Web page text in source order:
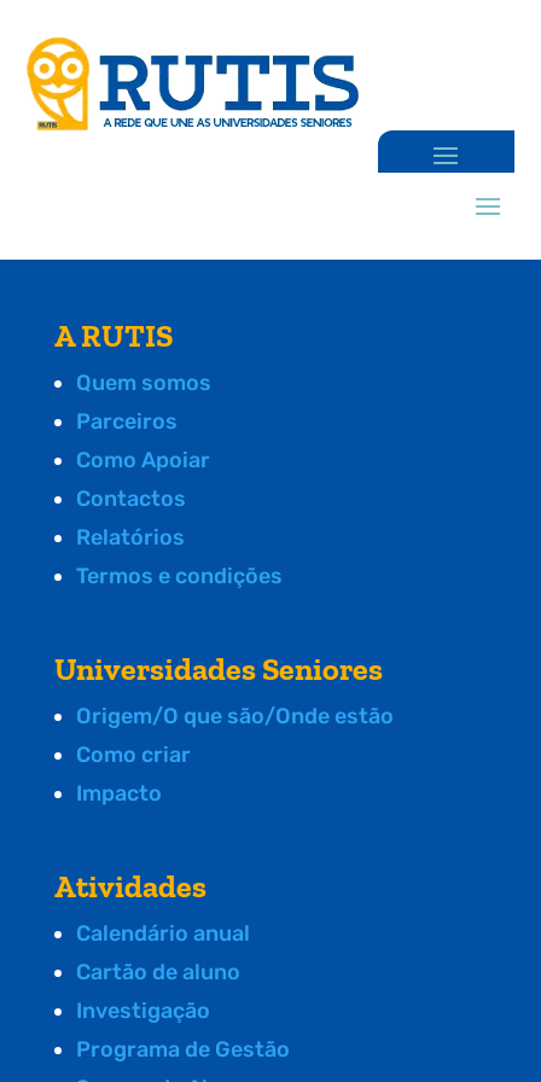
A RUTIS
Quem somos
Parceiros
Como Apoiar
Contactos
Relatórios
Termos e condições
Universidades Seniores
Origem/O que são/Onde estão
Como criar
Impacto
Atividades
Calendário anual
Cartão de aluno
Investigação
Programa de Gestão